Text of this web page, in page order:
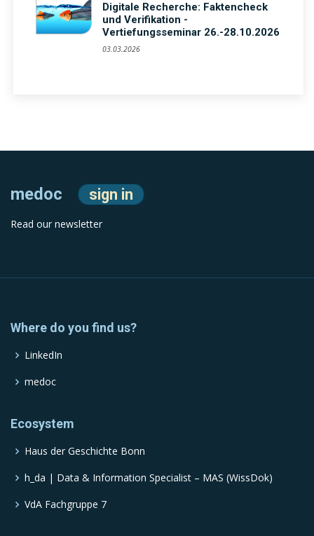
Digitale Recherche: Faktencheck
und Verifikation -
Vertiefungsseminar 26.-28.10.2026
03.03.2026
medoc sign in
Read our newsletter
Where do you find us?
LinkedIn
medoc
Ecosystem
Haus der Geschichte Bonn
h_da | Data & Information Specialist – MAS (WissDok)
VdA Fachgruppe 7